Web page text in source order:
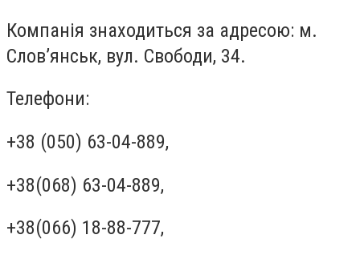
Компанія знаходиться за адресою: м.
Слов’янськ, вул. Свободи, 34.
Телефони:
+38 (050) 63-04-889,
+38(068) 63-04-889,
+38(066) 18-88-777,